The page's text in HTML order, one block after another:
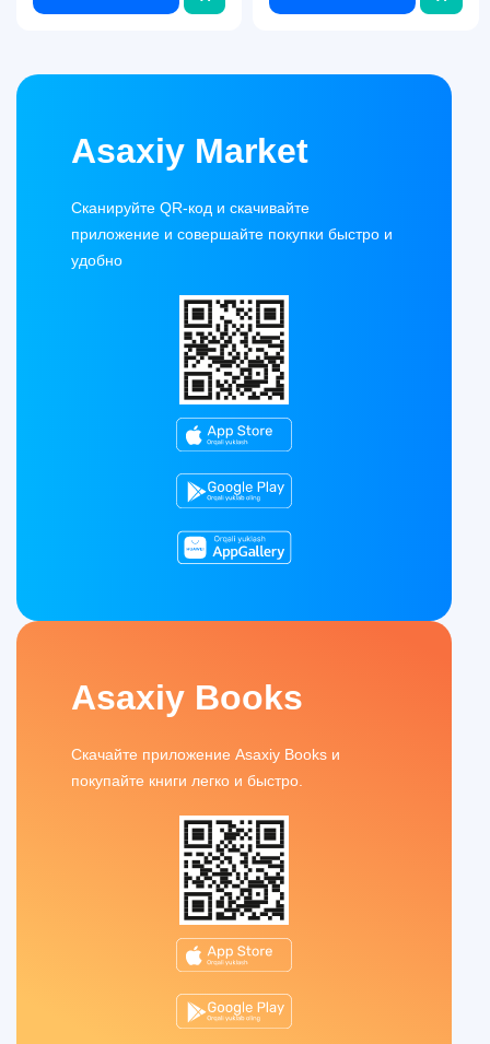
Asaxiy Market
Сканируйте QR-код и скачивайте
приложение и совершайте покупки быстро и
удобно
Asaxiy Books
Скачайте приложение Asaxiy Books и
покупайте книги легко и быстро.